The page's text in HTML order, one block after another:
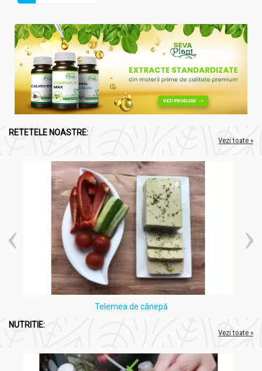
RETETELE NOASTRE:
Vezi toate »
Telemea de cânepă
NUTRITIE:
Vezi toate »